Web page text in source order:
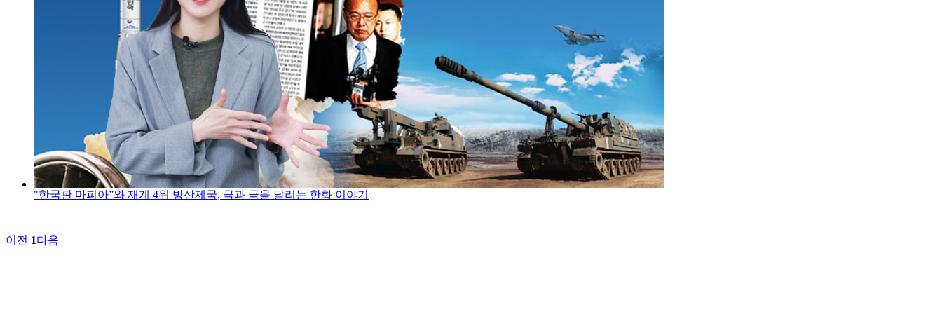
"한국판 마피아”와 재계 4위 방산제국, 극과 극을 달리는 한화 이야기
이전 1다음